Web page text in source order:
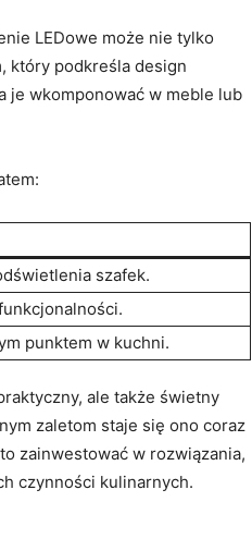
LEDowe‌ może nie tylko
który ​podkreśla⁢ design
je wkomponować ⁤w meble⁢ lub
szafek.
punktem w kuchni.
​ale⁣ także świetny
zaletom⁤ staje się ono coraz
⁢zainwestować w rozwiązania,
czynności kulinarnych.